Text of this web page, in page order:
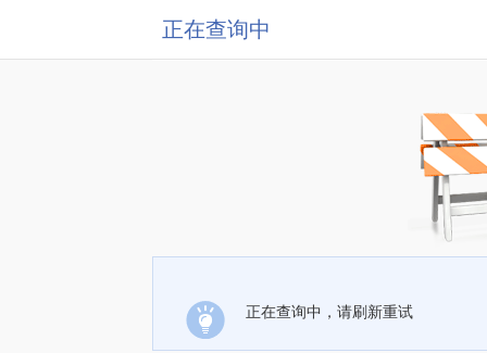
正在查询中
正在查询中，请刷新重试